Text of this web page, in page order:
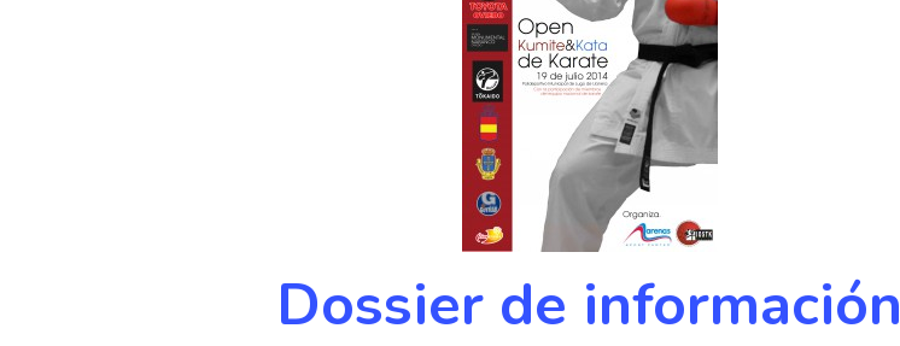
Dossier de información